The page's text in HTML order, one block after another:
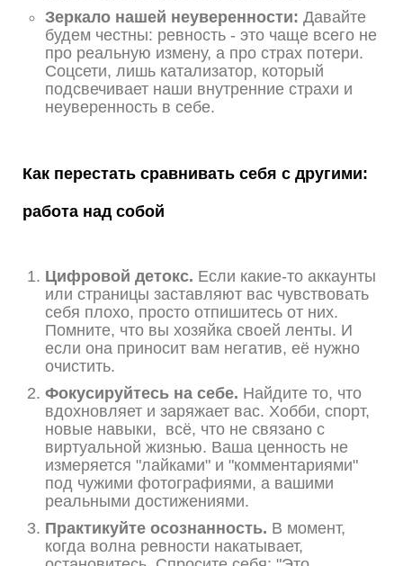
Зеркало нашей неуверенности: Давайте
будем честны: ревность - это чаще всего не
про реальную измену, а про страх потери.
Соцсети, лишь катализатор, который
подсвечивает наши внутренние страхи и
неуверенность в себе.
Как перестать сравнивать себя с другими:
работа над собой
Цифровой детокс. Если какие-то аккаунты
или страницы заставляют вас чувствовать
себя плохо, просто отпишитесь от них.
Помните, что вы хозяйка своей ленты. И
если она приносит вам негатив, её нужно
очистить.
Фокусируйтесь на себе. Найдите то, что
вдохновляет и заряжает вас. Хобби, спорт,
новые навыки, всё, что не связано с
виртуальной жизнью. Ваша ценность не
измеряется "лайками" и "комментариями"
под чужими фотографиями, а вашими
реальными достижениями.
Практикуйте осознанность. В момент,
когда волна ревности накатывает,